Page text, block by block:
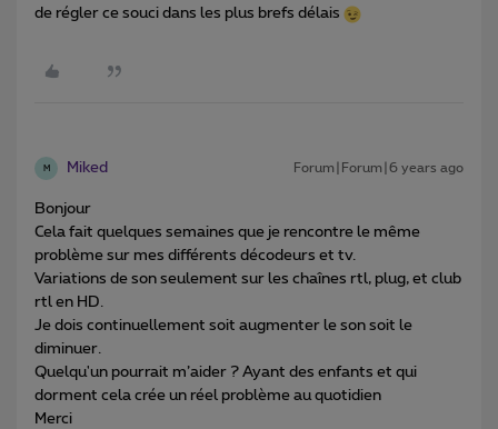
de régler ce souci dans les plus brefs délais
M Miked Forum|Forum|6 years ago
Bonjour
Cela fait quelques semaines que je rencontre le même
problème sur mes différents décodeurs et tv.
Variations de son seulement sur les chaînes rtl, plug, et club
rtl en HD.
Je dois continuellement soit augmenter le son soit le
diminuer.
Quelqu'un pourrait m’aider ? Ayant des enfants et qui
dorment cela crée un réel problème au quotidien
Merci